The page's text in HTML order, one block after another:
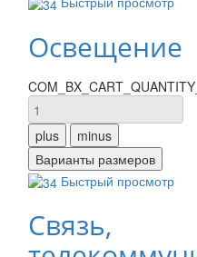
Освещение
Быстрый просмотр
Связь,